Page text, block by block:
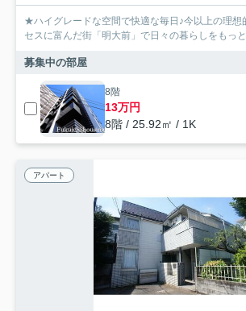
★ハイグレードな空間で快適な毎日♪今以上の理
セスに富んだ街「明大前」で日々の暮らしをもっ
募集中の部屋
8階
13万円
8階 / 25.92㎡ / 1K
アパート